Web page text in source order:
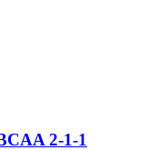
2-1-1